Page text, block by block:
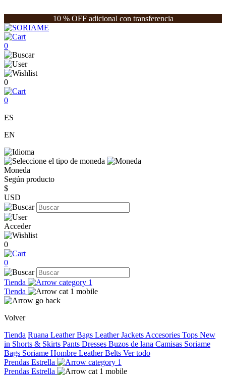
10 % OFF adicional con transferencia
0
0
0
ES
EN
Moneda
Según producto
$
USD
Acceder
0
0
Tienda
Tienda
Volver
Tienda Ruana Leather Bags Leather Jackets Accesories Tops New
in Shorts & Skirts Pants Dresses Buzos de lana Camisas Soriame
Bags Soriame Hombre Leather Belts Ver todo
Prendas Estrella
Prendas Estrella